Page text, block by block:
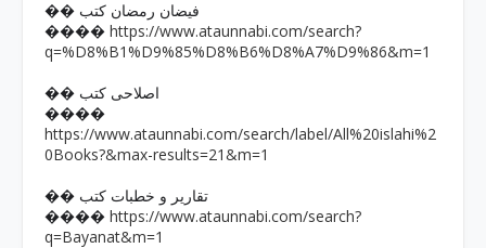
�� فیضان رمضان کتب
���� https://www.ataunnabi.com/search?
q=%D8%B1%D9%85%D8%B6%D8%A7%D9%86&m=1
�� اصلاحی کتب
����
https://www.ataunnabi.com/search/label/All%20islahi%2
0Books?&max-results=21&m=1
�� تقاریر و خطبات کتب
���� https://www.ataunnabi.com/search?
q=Bayanat&m=1